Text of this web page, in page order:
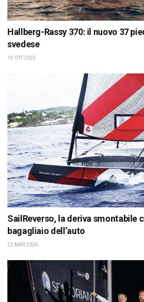
Hallberg-Rassy 370: il nuovo 37
svedese
15 OTT 2025
SailReverso, la deriva smontabile
bagagliaio dell’auto
23 MAR 2026